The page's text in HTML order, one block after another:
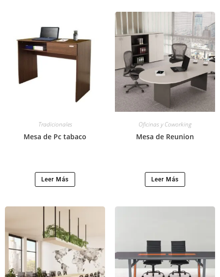
Tradicionales
Mesa de Pc tabaco
Leer Más
Oficinas y Coworking
Mesa de Reunion
Leer Más